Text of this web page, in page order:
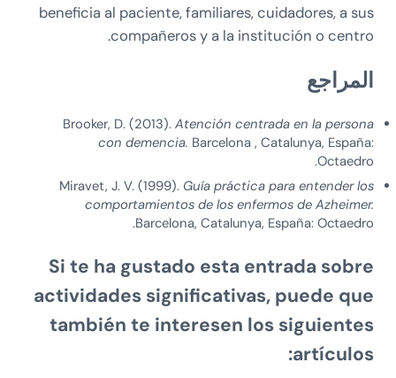
beneficia al paciente, familiares, cuidadores, a sus
compañeros y a la institución o centro.
المراجع
Brooker, D. (2013).Atención centrada en la persona
con demencia. Barcelona , Catalunya, España:
Octaedro.
Miravet, J. V. (1999). Guía práctica para entender los
comportamientos de los enfermos de Azheimer.
Barcelona, Catalunya, España: Octaedro.
Si te ha gustado esta entrada sobre
actividades significativas, puede que
también te interesen los siguientes
artículos: